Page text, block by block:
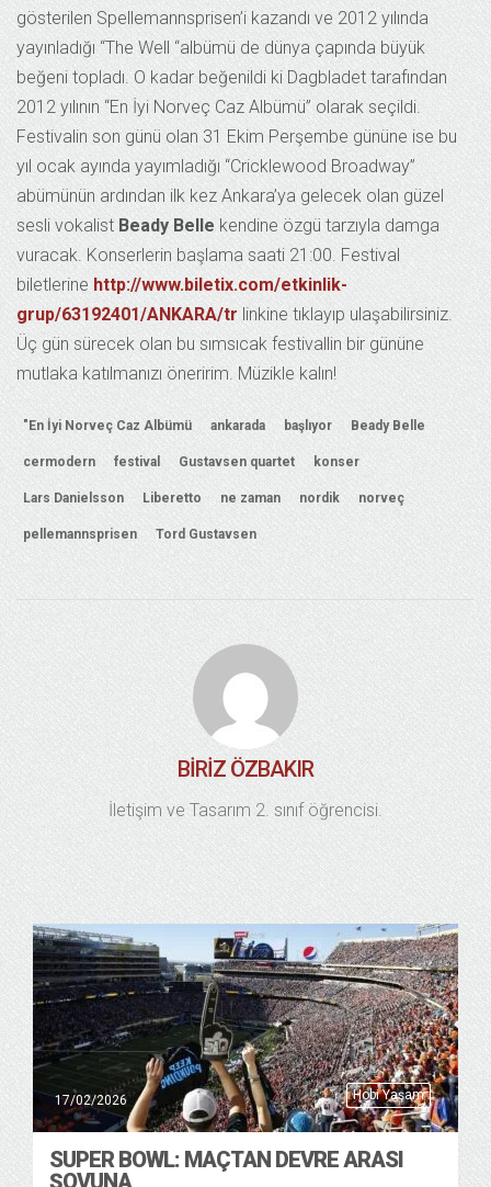
gösterilen Spellemannsprisen’i kazandı ve 2012 yılında
yayınladığı “The Well “albümü de dünya çapında büyük
beğeni topladı. O kadar beğenildi ki Dagbladet tarafından
2012 yılının “En İyi Norveç Caz Albümü” olarak seçildi.
Festivalin son günü olan 31 Ekim Perşembe gününe ise bu
yıl ocak ayında yayımladığı “Cricklewood Broadway”
abümünün ardından ilk kez Ankara’ya gelecek olan güzel
sesli vokalist Beady Belle kendine özgü tarzıyla damga
vuracak. Konserlerin başlama saati 21:00. Festival
biletlerine http://www.biletix.com/etkinlik-
grup/63192401/ANKARA/tr linkine tıklayıp ulaşabilirsiniz.
Üç gün sürecek olan bu sımsıcak festivallin bir gününe
mutlaka katılmanızı öneririm. Müzikle kalın!
"En İyi Norveç Caz Albümü ankarada başlıyor Beady Belle
cermodern festival Gustavsen quartet konser
Lars Danielsson Liberetto ne zaman nordik norveç
pellemannsprisen Tord Gustavsen
BIRIZ ÖZBAKIR
İletişim ve Tasarım 2. sınıf öğrencisi.
Hobi Yaşam
17/02/2026
SUPER BOWL: MAÇTAN DEVRE ARASI
ŞOVUNA